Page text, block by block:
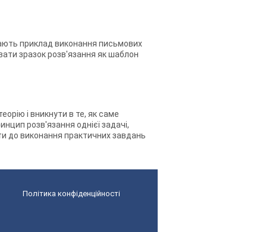
приклад виконання письмових
зразок розв'язання як шаблон
і вникнути в те, як саме
розв'язання однієї задачі,
до виконання практичних завдань
Політика конфіденційності